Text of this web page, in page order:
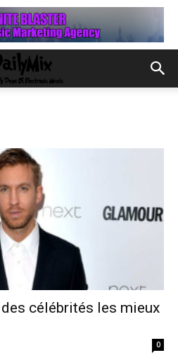
célébrités les mieux
0